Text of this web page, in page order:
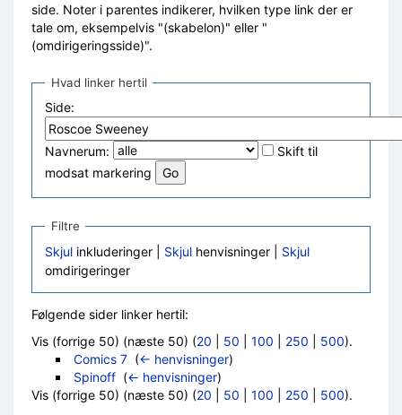
side. Noter i parentes indikerer, hvilken type link der er
tale om, eksempelvis "(skabelon)" eller "
(omdirigeringsside)".
Hvad linker hertil
Side:
Navnerum:
Skift til
modsat markering
Filtre
Skjul inkluderinger | Skjul henvisninger | Skjul
omdirigeringer
Følgende sider linker hertil:
Vis (forrige 50) (næste 50) (20 50 100 250 500).
Comics 7‎ (← henvisninger)
Spinoff‎ (← henvisninger)
Vis (forrige 50) (næste 50) (20 50 100 250 500).